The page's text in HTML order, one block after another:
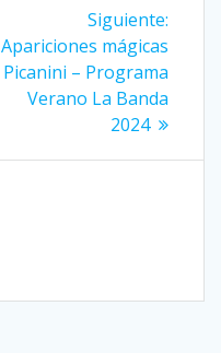
Siguiente:
Apariciones mágicas
Picanini – Programa
Verano La Banda
2024